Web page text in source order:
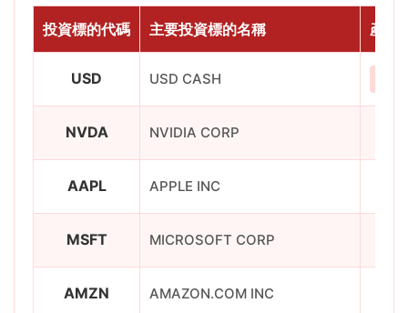
投資標的代碼 主要投資標的名稱 產業
USD USD CASH
NVDA NVIDIA CORP
AAPL APPLE INC
MSFT MICROSOFT CORP
AMZN AMAZON.COM INC